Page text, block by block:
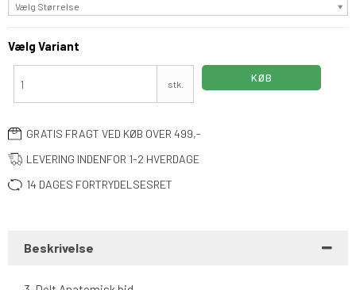
Vælg Størrelse
Vælg Variant
stk. KØB
GRATIS FRAGT VED KØB OVER 499,-
LEVERING INDENFOR 1-2 HVERDAGE
14 DAGES FORTRYDELSESRET
Beskrivelse